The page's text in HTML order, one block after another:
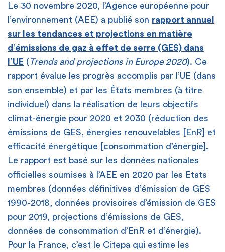
Le 30 novembre 2020, l’Agence européenne pour
l’environnement (AEE) a publié son rapport annuel
sur les tendances et projections en matière
d’émissions de gaz à effet de serre (GES) dans
l’UE ( Trends and projections in Europe 2020). Ce
rapport évalue les progrès accomplis par l’UE (dans
son ensemble) et par les États membres (à titre
individuel) dans la réalisation de leurs objectifs
climat-énergie pour 2020 et 2030 (réduction des
émissions de GES, énergies renouvelables [EnR] et
efficacité énergétique [consommation d’énergie].
Le rapport est basé sur les données nationales
officielles soumises à l’AEE en 2020 par les Etats
membres (données définitives d’émission de GES
1990-2018, données provisoires d’émission de GES
pour 2019, projections d’émissions de GES,
données de consommation d’EnR et d’énergie).
Pour la France, c’est le Citepa qui estime les